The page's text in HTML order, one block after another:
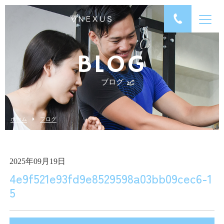
BLOG
ブログ
ホーム ブログ
2025年09月19日
4e9f521e93fd9e8529598a03bb09cec6-1
5